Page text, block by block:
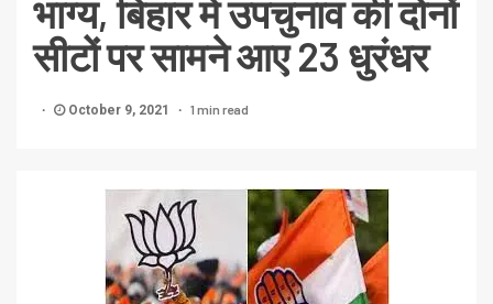
भाग्य, बिहार में उपचुनाव की दोनों
सीटों पर सामने आए 23 धुरंधर
October 9, 2021 1 min read